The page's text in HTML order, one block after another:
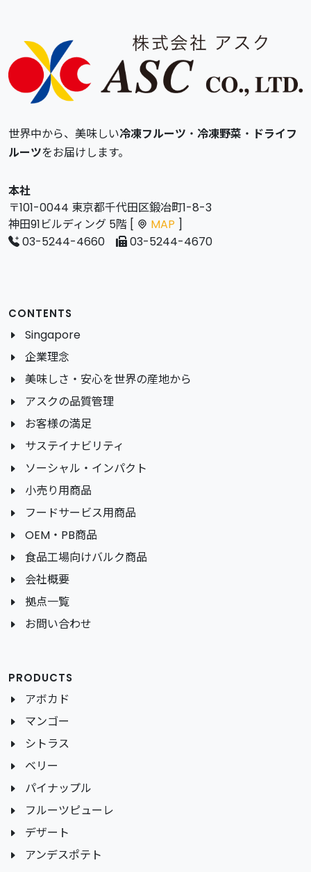
世界中から、美味しい冷凍フルーツ ・ 冷凍野菜 ・ ドライフ
ルーツをお届けします。
本社
〒101-0044 東京都千代田区鍛冶町1-8-3
神田91ビルディング 5階 [
MAP ]
03-5244-4660
03-5244-4670
CONTENTS
Singapore
企業理念
美味しさ・安心を世界の産地から
アスクの品質管理
お客様の満足
サステイナビリティ
ソーシャル・インパクト
小売り用商品
フードサービス用商品
OEM・PB商品
食品工場向けバルク商品
会社概要
拠点一覧
お問い合わせ
PRODUCTS
アボカド
マンゴー
シトラス
ベリー
パイナップル
フルーツピューレ
デザート
アンデスポテト